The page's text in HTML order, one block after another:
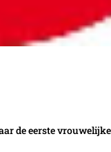
de eerste